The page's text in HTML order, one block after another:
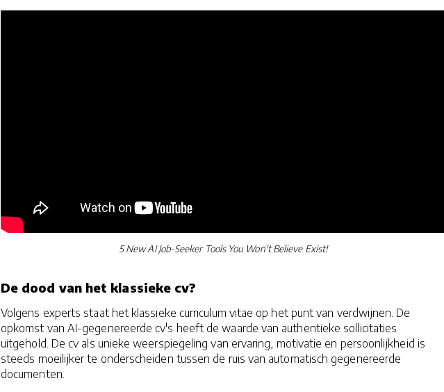
5 New AI Job-Seeker Tools You Won't Believe Exist!
De dood van het klassieke cv?
Volgens experts staat het klassieke curriculum vitae op het punt van verdwijnen. De
opkomst van AI-gegenereerde cv's heeft de waarde van authentieke sollicitaties
uitgehold. De cv als unieke weerspiegeling van ervaring, motivatie en persoonlijkheid is
steeds moeilijker te onderscheiden tussen de ruis van automatisch gegenereerde
documenten.